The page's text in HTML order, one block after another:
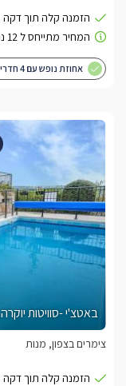
אחוזת נופש עם 4 חדרי שינה
באטצ'י -סוויטות יוקרה
צימרים בצפון, מנות